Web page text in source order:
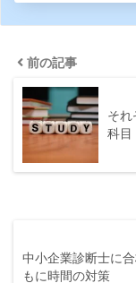
前の記事
それ
科目
中小企業診断士に
もに時間の対策